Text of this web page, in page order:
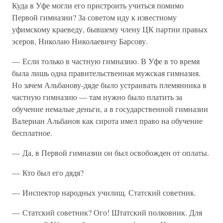
Куда в Уфе могли его пристроить учиться помимо
Первой гимназии? За советом иду к известному
уфимскому краеведу, бывшему члену ЦК партии правых
эсеров, Николаю Николаевичу Барсову.
— Если только в частную гимназию. В Уфе в то время
была лишь одна правительственная мужская гимназия.
Но зачем Альбанову-дяде было устраивать племянника в
частную гимназию — там нужно было платить за
обучение немалые деньги, а в государственной гимназии
Валериан Альбанов как сирота имел право на обучение
бесплатное.
— Да, в Первой гимназии он был освобожден от оплаты.
— Кто был его дядя?
— Инспектор народных училищ. Статский советник.
— Статский советник? Ого! Штатский полковник. Для